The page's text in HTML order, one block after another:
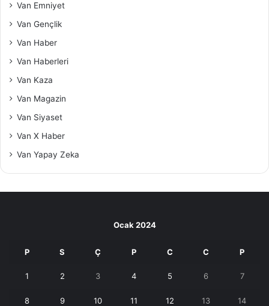
Van Emniyet
Van Gençlik
Van Haber
Van Haberleri
Van Kaza
Van Magazin
Van Siyaset
Van X Haber
Van Yapay Zeka
Ocak 2024
P S Ç P C C P
1 2 3 4 5 6 7
8 9 10 11 12 13 14